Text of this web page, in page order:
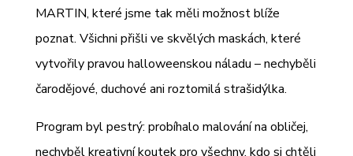
MARTIN, které jsme tak měli možnost blíže
poznat. Všichni přišli ve skvělých maskách, které
vytvořily pravou halloweenskou náladu – nechyběli
čarodějové, duchové ani roztomilá strašidýlka.
Program byl pestrý: probíhalo malování na obličej,
nechyběl kreativní koutek pro všechny, kdo si chtěli